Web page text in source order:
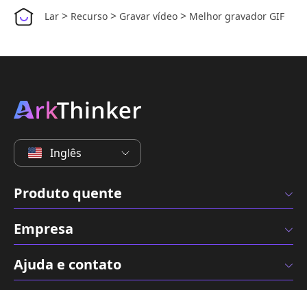
Lar > Recurso > Gravar vídeo > Melhor gravador GIF
Inglês
Produto quente
Empresa
Ajuda e contato